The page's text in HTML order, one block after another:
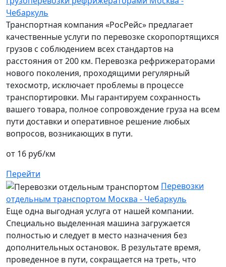
Чебаркуль
Транспортная компания «РосРейс» предлагает
качественные услуги по перевозке скоропортящихся
грузов с соблюдением всех стандартов на
расстояния от 200 км. Перевозка рефрижераторами
нового поколения, проходящими регулярный
техосмотр, исключает проблемы в процессе
транспортировки. Мы гарантируем сохранность
вашего товара, полное сопровождение груза на всем
пути доставки и оперативное решение любых
вопросов, возникающих в пути.
от 16 руб/км
Перейти
Перевозки
отдельным транспортом Москва - Чебаркуль
Еще одна выгодная услуга от нашей компании.
Специально выделенная машина загружается
полностью и следует в место назначения без
дополнительных остановок. В результате время,
проведенное в пути, сокращается на треть, что